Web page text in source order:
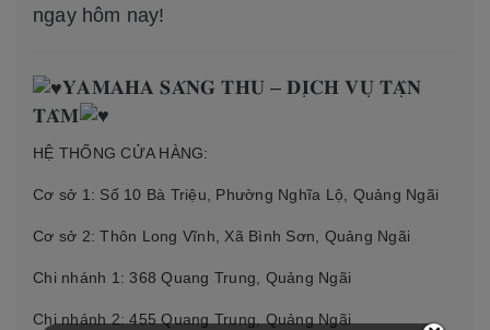
ngay hôm nay!
𝐘𝐀𝐌𝐀𝐇𝐀 𝐒𝐀́𝐍𝐆 𝐓𝐇𝐔 – 𝐃𝐈̣𝐂𝐇 𝐕𝐔̣ 𝐓𝐀̣̂𝐍
𝐓𝐀̂𝐌
HỆ THỐNG CỬA HÀNG:
Cơ sở 1: Số 10 Bà Triệu, Phường Nghĩa Lộ, Quảng Ngãi
Cơ sở 2: Thôn Long Vĩnh, Xã Bình Sơn, Quảng Ngãi
Chi nhánh 1: 368 Quang Trung, Quảng Ngãi
Chi nhánh 2: 455 Quang Trung, Quảng Ngãi